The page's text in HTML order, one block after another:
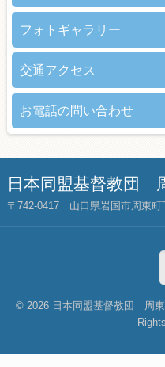
フォトギャラリー
交通アクセス
お電話の問い合わせ
日本同盟基督教団
〒742-0417 山口県岩国市周東町
© 2026 日本同盟基督教団 周東